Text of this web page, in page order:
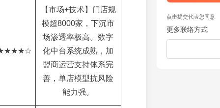
【市场+技术】门店规
模超8000家，下沉市
场渗透率极高。数字
化中台系统成熟，加
盟商运营支持体系完
善，单店模型抗风险
能力强。
点击提交代表您同意
更多联络方式